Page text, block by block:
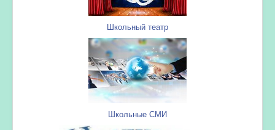
Школьный театр
Школьные СМИ